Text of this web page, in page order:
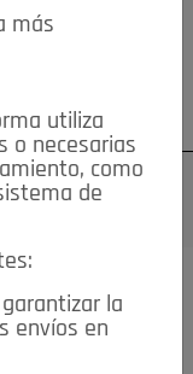
CONTACTO
contraseña?
más
utiliza
o necesarias
como
de
la
envíos en